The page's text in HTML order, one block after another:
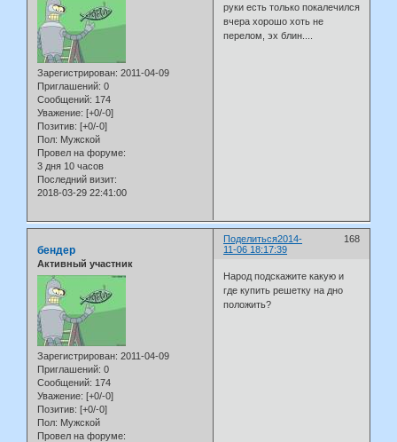
Зарегистрирован: 2011-04-09
Приглашений: 0
Сообщений: 174
Уважение: [+0/-0]
Позитив: [+0/-0]
Пол: Мужской
Провел на форуме:
3 дня 10 часов
Последний визит:
2018-03-29 22:41:00
руки есть только покалечился
вчера хорошо хоть не
перелом, эх блин....
Поделиться 168
2014-
11-06 18:17:39
бендер
Активный участник
Зарегистрирован: 2011-04-09
Приглашений: 0
Сообщений: 174
Уважение: [+0/-0]
Позитив: [+0/-0]
Пол: Мужской
Провел на форуме:
Народ подскажите какую и
где купить решетку на дно
положить?